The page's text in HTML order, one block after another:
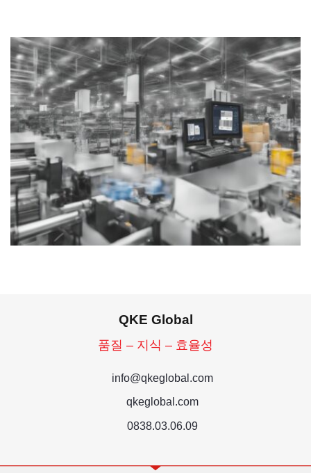
QKE Global
품질 – 지식 – 효율성
info@qkeglobal.com
qkeglobal.com
0838.03.06.09